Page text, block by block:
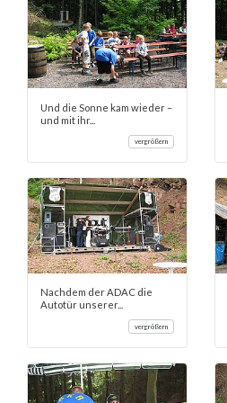
Und die Sonne kam wieder –
und mit ihr...
vergrößern
Nachdem der ADAC die
Autotür unserer...
vergrößern